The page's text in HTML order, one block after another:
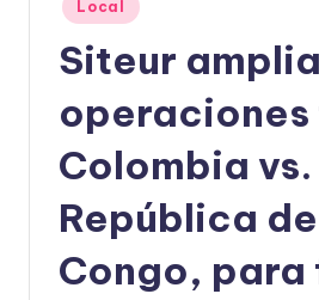
m
en
Local
Siteur
operaciones
Colombia vs.
República
Congo,